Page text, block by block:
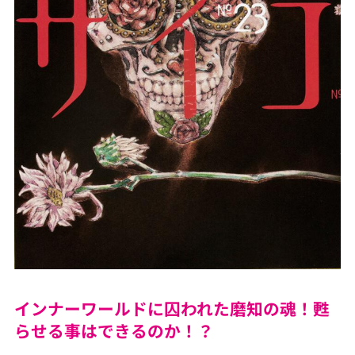
インナーワールドに囚われた磨知の魂！甦
らせる事はできるのか！？